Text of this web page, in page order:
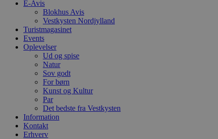
E-Avis
Blokhus Avis
Vestkysten Nordjylland
Turistmagasinet
Events
Oplevelser
Ud og spise
Natur
Sov godt
For børn
Kunst og Kultur
Par
Det bedste fra Vestkysten
Information
Kontakt
Erhverv